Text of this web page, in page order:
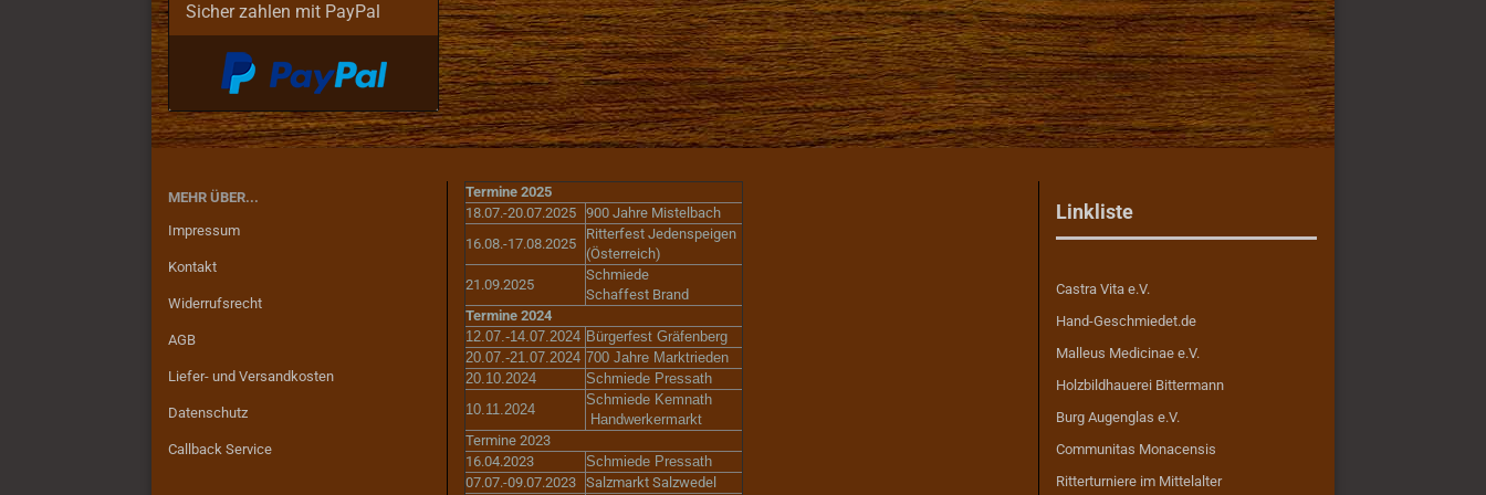
Sicher zahlen mit PayPal
MEHR ÜBER...
Impressum
Kontakt
Widerrufsrecht
AGB
Liefer- und Versandkosten
Datenschutz
Callback Service
Termine 2025
18.07.-20.07.2025
900 Jahre Mistelbach
16.08.-17.08.2025
Ritterfest Jedenspeigen
(Österreich)
21.09.2025
Schmiede
Schaffest Brand
Termine 2024
12.07.-14.07.2024 Bürgerfest Gräfenberg
20.07.-21.07.2024 700 Jahre Marktrieden
20.10.2024
Schmiede Pressath
10.11.2024
Schmiede Kemnath
Handwerkermarkt
Termine 2023
16.04.2023
Schmiede Pressath
07.07.-09.07.2023
Salzmarkt Salzwedel
Linkliste
Castra Vita e.V.
Hand-Geschmiedet.de
Malleus Medicinae e.V.
Holzbildhauerei Bittermann
Burg Augenglas e.V.
Communitas Monacensis
Ritterturniere im Mittelalter